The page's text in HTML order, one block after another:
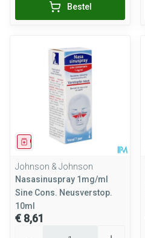
Bestel
Geneesmiddel
Johnson & Johnson
Nasasinuspray 1mg/ml
Sine Cons. Neusverstop.
10ml
€ 8,61